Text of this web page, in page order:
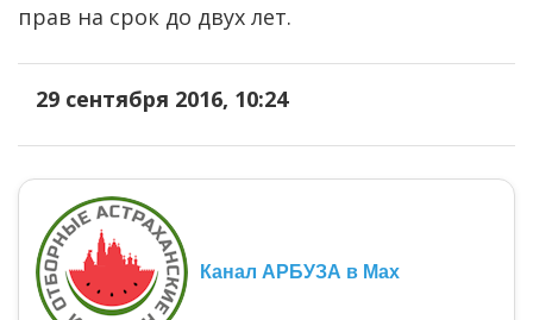
прав на срок до двух лет.
29 сентября 2016, 10:24
Канал АРБУЗА в Max